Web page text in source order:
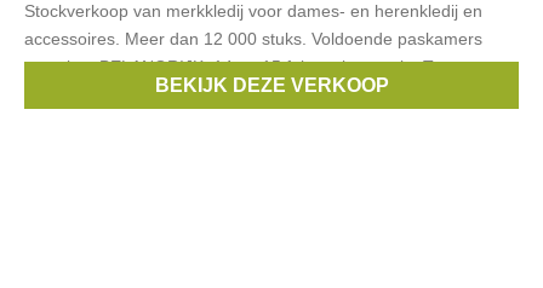
Stockverkoop van merkkledij voor dames- en herenkledij en
accessoires. Meer dan 12 000 stuks. Voldoende paskamers
voorzien. BELANGRIJK: 14 en 15 februari pre-sale. Toegang
enkel via tickets. Dit verkrijgBEKIJK DEZE VERKOOP